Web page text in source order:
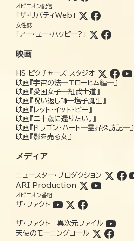
オピニオン配信
「ザ・リバティWeb」
女性誌
「アー・ユー・ハッピー?」
映画
HS ピクチャーズ スタジオ
映画『宇宙の法―エローヒム編―』
映画『愛国女子―紅武士道』
映画『呪い返し師—塩子誕生』
映画『レット・イット・ビー』
映画『二十歳に還りたい。』
映画『ドラゴン・ハート―霊界探訪記―』
映画『影を売る女』
メディア
ニュースター・プロダクション
ARI Production
オピニオン番組
ザ・ファクト
ザ・ファクト 異次元ファイル
天使のモーニングコール